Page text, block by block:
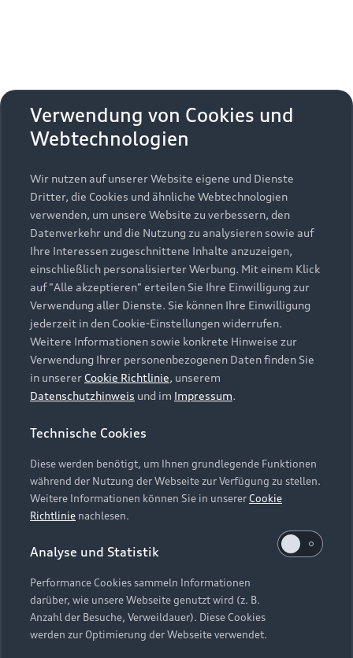
Zurück nach oben
Modelle
Alle Modelle
Modelle vergleichen
Elektromodelle
Plug-in-Hybride
Kaufen & leasen
Neuwagensuche
Gebrauchtwagensuche
Gebrauchtwagen
Finanzierung
Aktionen & Angebote
Geschäftskunden
Service & Zubehör
Saisonale Angebote
Audi Services
Garantie
Audi digital services
myAudi
Support
Kundenservice
Händlersuche
Audi Code
Online-Terminvereinbarung
Servicekontakt
Vertrag widerrufen
Über Audi
Unternehmen
Karriere
Investor Relations
Presse & Media Center
Datenschutz
Audi erleben
Newsletter
Impressum Rechtliches
Hinweisgebersystem
Datenschutzinformation
Cookie-Einstellungen
Cookie-Richtlinie
Barrierefreiheit
Hinweis: Die aktuelle Darstellung und Anordnung der
Embleme am Fahrzeug bei allen Abbildungen auf dieser
Webseite kann abweichen.
Verwendung von Cookies und
Webtechnologien
Wir nutzen auf unserer Website eigene und Dienste
Dritter, die Cookies und ähnliche Webtechnologien
verwenden, um unsere Website zu verbessern, den
Datenverkehr und die Nutzung zu analysieren sowie auf
Ihre Interessen zugeschnittene Inhalte anzuzeigen,
einschließlich personalisierter Werbung. Mit einem Klick
auf "Alle akzeptieren" erteilen Sie Ihre Einwilligung zur
Verwendung aller Dienste. Sie können Ihre Einwilligung
jederzeit in den Cookie-Einstellungen widerrufen.
Weitere Informationen sowie konkrete Hinweise zur
Verwendung Ihrer personenbezogenen Daten finden Sie
in unserer Cookie Richtlinie, unserem
Datenschutzhinweis und im Impressum.
Technische Cookies
Diese werden benötigt, um Ihnen grundlegende Funktionen
während der Nutzung der Webseite zur Verfügung zu stellen.
Weitere Informationen können Sie in unsererCookie
Richtlinie nachlesen.
Analyse und Statistik
Performance Cookies sammeln Informationen
darüber, wie unsere Webseite genutzt wird (z. B.
Anzahl der Besuche, Verweildauer). Diese Cookies
werden zur Optimierung der Webseite verwendet.